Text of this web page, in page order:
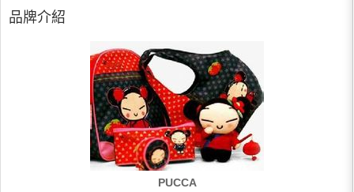
品牌介紹
PUCCA